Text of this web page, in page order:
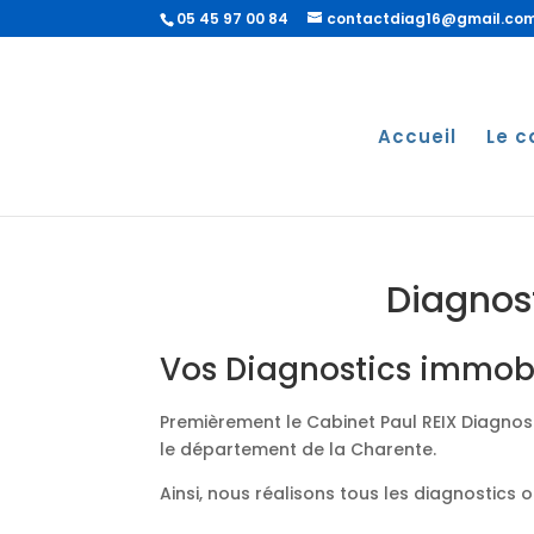
05 45 97 00 84
Accueil Le
Vos Diagnostics
Premièrement le Cabinet Paul REIX
le département de la Charente.
Ainsi, nous réalisons tous les diagnostics